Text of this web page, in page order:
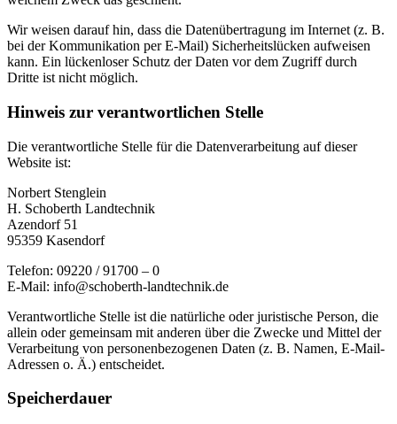
Wir weisen darauf hin, dass die Datenübertragung im Internet (z. B.
bei der Kommunikation per E-Mail) Sicherheitslücken aufweisen
kann. Ein lückenloser Schutz der Daten vor dem Zugriff durch
Dritte ist nicht möglich.
Hinweis zur verantwortlichen Stelle
Die verantwortliche Stelle für die Datenverarbeitung auf dieser
Website ist:
Norbert Stenglein
H. Schoberth Land­tech­nik
Azendorf 51
95359 Kasendorf
Telefon: 09220 / 91700 – 0
E-Mail: info@schoberth-landtechnik.de
Verantwortliche Stelle ist die natürliche oder juristische Person, die
allein oder gemeinsam mit anderen über die Zwecke und Mittel der
Verarbeitung von personenbezogenen Daten (z. B. Namen, E-Mail-
Adressen o. Ä.) entscheidet.
Speicherdauer